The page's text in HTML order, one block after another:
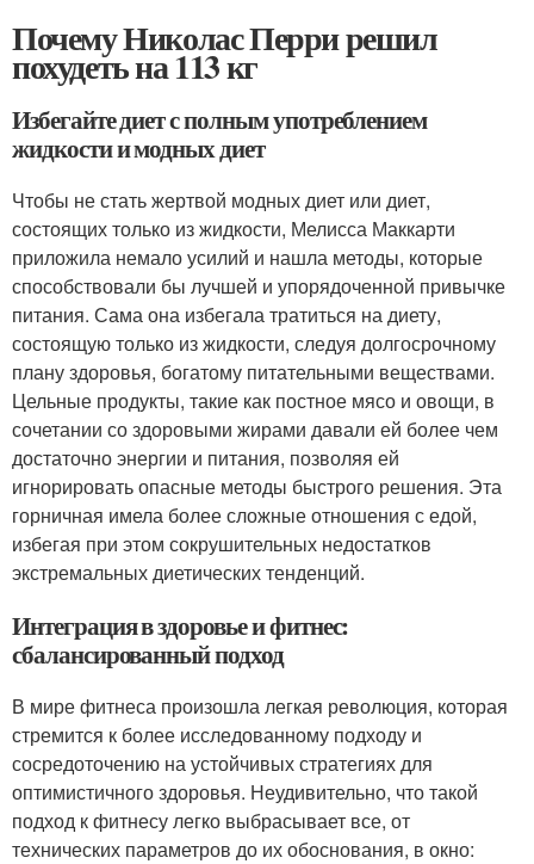
Почему Николас Перри решил
похудеть на 113 кг
Избегайте диет с полным употреблением
жидкости и модных диет
Чтобы не стать жертвой модных диет или диет,
состоящих только из жидкости, Мелисса Маккарти
приложила немало усилий и нашла методы, которые
способствовали бы лучшей и упорядоченной привычке
питания. Сама она избегала тратиться на диету,
состоящую только из жидкости, следуя долгосрочному
плану здоровья, богатому питательными веществами.
Цельные продукты, такие как постное мясо и овощи, в
сочетании со здоровыми жирами давали ей более чем
достаточно энергии и питания, позволяя ей
игнорировать опасные методы быстрого решения. Эта
горничная имела более сложные отношения с едой,
избегая при этом сокрушительных недостатков
экстремальных диетических тенденций.
Интеграция в здоровье и фитнес:
сбалансированный подход
В мире фитнеса произошла легкая революция, которая
стремится к более исследованному подходу и
сосредоточению на устойчивых стратегиях для
оптимистичного здоровья. Неудивительно, что такой
подход к фитнесу легко выбрасывает все, от
технических параметров до их обоснования, в окно: